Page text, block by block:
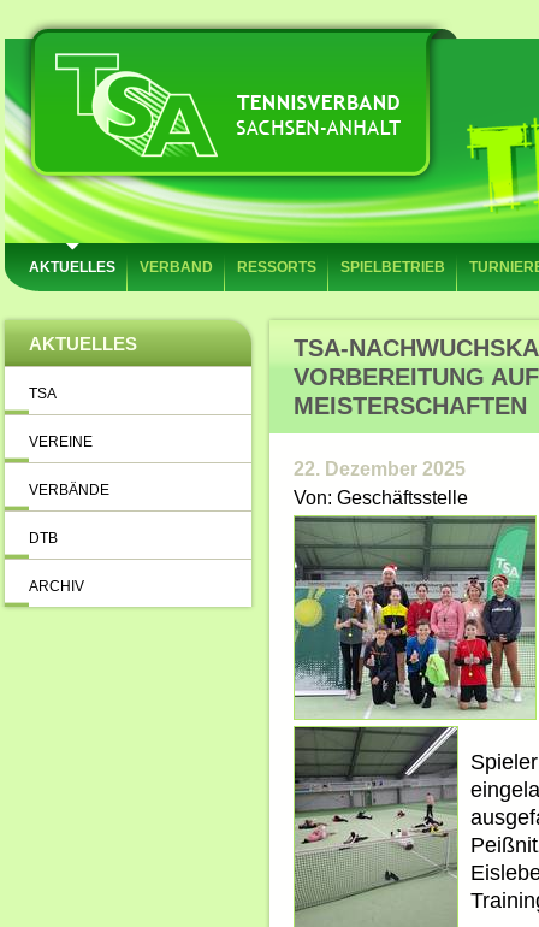
AKTUELLES VERBAND RESSORTS SPIELBETRIEB
AKTUELLES
TSA
VEREINE
VERBÄNDE
DTB
ARCHIV
TSA-
VORBEREITUNG
MEISTERSCHAFTEN
22. Dezember 2025
Von: Geschäftsstelle